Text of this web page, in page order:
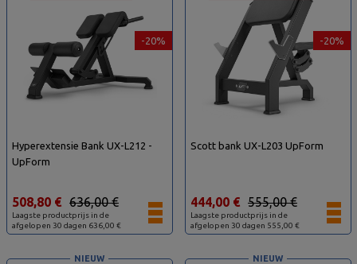
-20%
Hyperextensie Bank UX-L212 -
UpForm
Laagste productprijs in de
afgelopen 30 dagen 636,00 €
636,00 €
508,80 €
-20%
Scott bank UX-L203 UpForm
Laagste productprijs in de
afgelopen 30 dagen 555,00 €
555,00 €
444,00 €
NIEUW NIEUW